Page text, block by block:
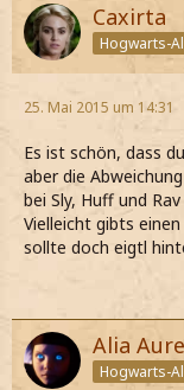
Caxirta
Hogwarts-
25. Mai 2015 um 14:31
Es ist schön, dass
aber die
bei Sly, Huff und
Vielleicht gibts
sollte doch eigtl
Alia
Hogwarts-